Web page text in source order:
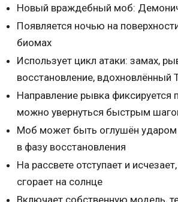
Новый враждебный моб:
Появляется ночью на
биомах
Использует цикл атаки: замах,
восстановление, вдохновлённый
Направление рывка фиксируется
можно увернуться быстрым
Моб может быть оглушён ударом
в фазу восстановления
На рассвете отступает и
сгорает на солнце
Включает собственную модель,